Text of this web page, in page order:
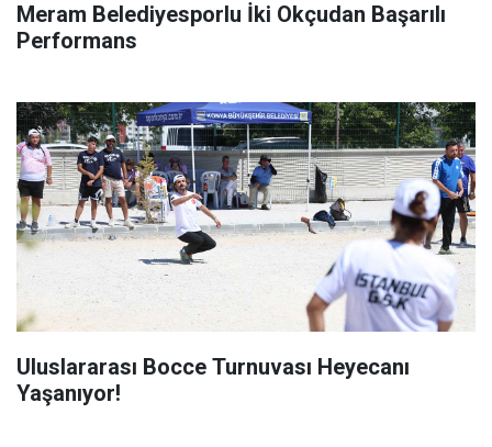
Meram Belediyesporlu İki Okçudan Başarılı
Performans
Uluslararası Bocce Turnuvası Heyecanı
Yaşanıyor!